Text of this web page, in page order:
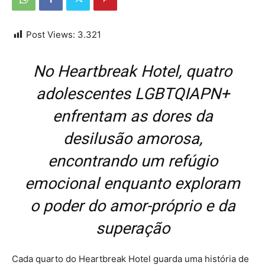
Post Views: 3.321
No Heartbreak Hotel, quatro
adolescentes LGBTQIAPN+
enfrentam as dores da
desilusão amorosa,
encontrando um refúgio
emocional enquanto exploram
o poder do amor-próprio e da
superação
Cada quarto do Heartbreak Hotel guarda uma história de